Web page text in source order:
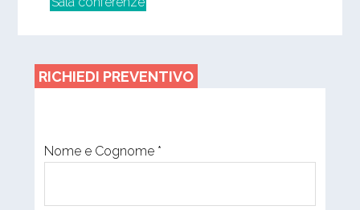
RICHIEDI PREVENTIVO
Nome e Cognome *